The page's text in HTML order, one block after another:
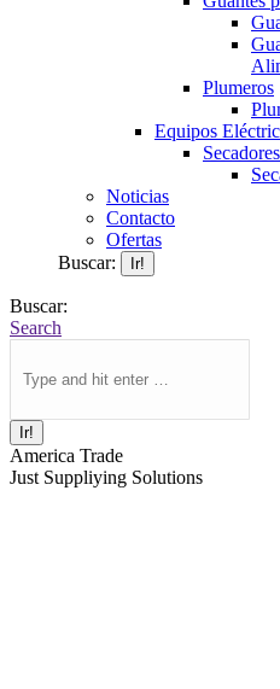
Plumeros
Equipos
Noticias
Contacto
Ofertas
Buscar:
Buscar:
Search
America Trade
Just Suppliying Solutions